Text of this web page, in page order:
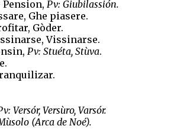
Pv: Giubilassión.
Ghe piasere.
Gòder.
Vissinarse.
Pv: Stuéta, Stùva.
Versór, Versùro, Varsór.
(Arca de Noé).